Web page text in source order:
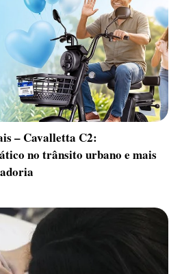
– Cavalletta C2:
no trânsito urbano e mais